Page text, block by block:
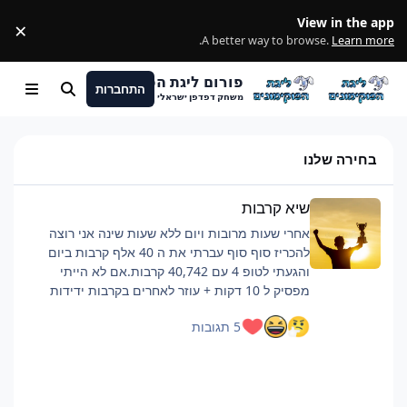
View in the app
A better way to browse. Learn more
.
×
פורום ליגת הפוקימונים
משחק דפדפן ישראלי
התחברות חיפוש Menu
בחירה שלנו
שיא קרבות
אחרי שעות מרובות ויום ללא שעות שינה אני רוצה
להכריז סוף סוף עברתי את ה 40 אלף קרבות ביום
והגעתי לטופ 4 עם 40,742 קרבות.אם לא הייתי
מפסיק ל 10 דקות + עוזר לאחרים בקרבות ידידות
שזה היה קשה וגמר לי את החיים, אבל אם אתם כבר
5 תגובות